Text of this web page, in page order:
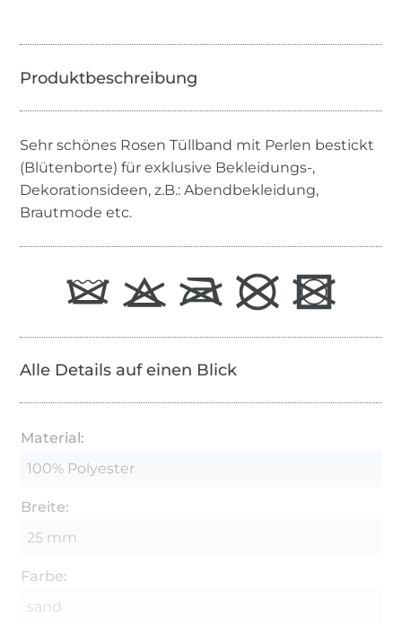
Sehr schönes Rosen Tüllband mit Perlen bestickt
(Blütenborte) für exklusive Bekleidungs-,
Dekorationsideen, z.B.: Abendbekleidung,
Brautmode etc.
Alle Details auf einen Blick
Material:
100% Polyester
Breite:
25 mm
Farbe:
sand